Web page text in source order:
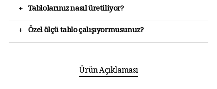
+ Tablolarınız nasıl üretiliyor?
+ Özel ölçü tablo çalışıyormusunuz?
Ürün Açıklaması